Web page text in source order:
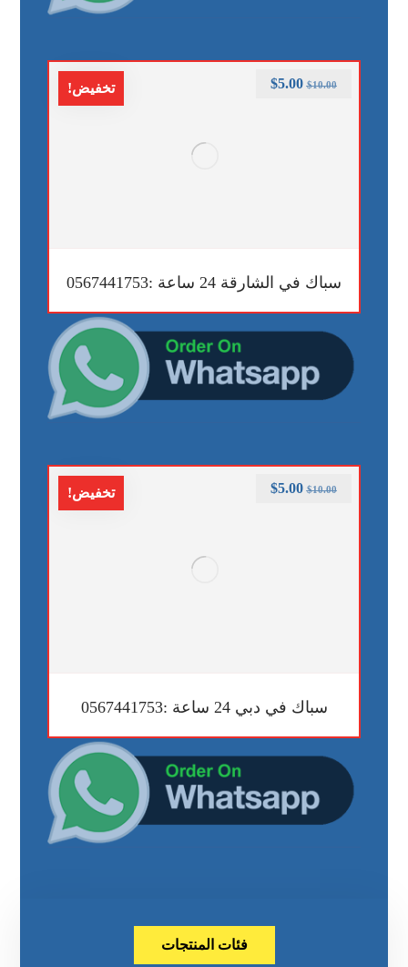
تخفيض!
سباك في الشارقة 24 ساعة :0567441753
$10.00
$5.00
تخفيض!
سباك في دبي 24 ساعة :0567441753
$10.00
$5.00
فئات المنتجات